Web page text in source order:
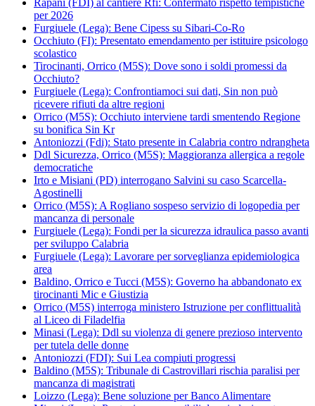
Rapani (FDI) al cantiere Rfi: Confermato rispetto tempistiche
per 2026
Furgiuele (Lega): Bene Cipess su Sibari-Co-Ro
Occhiuto (FI): Presentato emendamento per istituire psicologo
scolastico
Tirocinanti, Orrico (M5S): Dove sono i soldi promessi da
Occhiuto?
Furgiuele (Lega): Confrontiamoci sui dati, Sin non può
ricevere rifiuti da altre regioni
Orrico (M5S): Occhiuto interviene tardi smentendo Regione
su bonifica Sin Kr
Antoniozzi (Fdi): Stato presente in Calabria contro ndrangheta
Ddl Sicurezza, Orrico (M5S): Maggioranza allergica a regole
democratiche
Irto e Misiani (PD) interrogano Salvini su caso Scarcella-
Agostinelli
Orrico (M5S): A Rogliano sospeso servizio di logopedia per
mancanza di personale
Furgiuele (Lega): Fondi per la sicurezza idraulica passo avanti
per sviluppo Calabria
Furgiuele (Lega): Lavorare per sorveglianza epidemiologica
area
Baldino, Orrico e Tucci (M5S): Governo ha abbandonato ex
tirocinanti Mic e Giustizia
Orrico (M5S) interroga ministero Istruzione per conflittualità
al Liceo di Filadelfia
Minasi (Lega): Ddl su violenza di genere prezioso intervento
per tutela delle donne
Antoniozzi (FDI): Sui Lea compiuti progressi
Baldino (M5S): Tribunale di Castrovillari rischia paralisi per
mancanza di magistrati
Loizzo (Lega): Bene soluzione per Banco Alimentare